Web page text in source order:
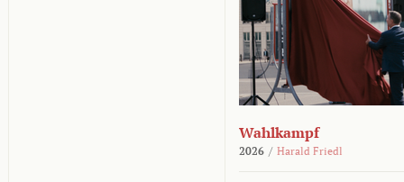
Wahlkampf
2026 / Harald Friedl